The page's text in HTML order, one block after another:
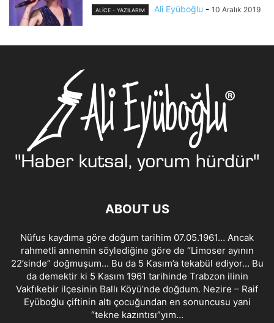
ALİCE - YAZILARIM Ali Eyüboğlu - 10 Aralık 2019
ABOUT US
Nüfus kaydıma göre doğum tarihim 07.05.1961… Ancak
rahmetli annemin söylediğine göre de “Limoser ayının
22’sinde” doğmuşum… Bu da 5 Kasım’a tekabül ediyor… Bu
da demektir ki 5 Kasım 1961 tarihinde Trabzon ilinin
Vakfıkebir ilçesinin Ballı Köyü’nde doğdum. Nezire – Raif
Eyüboğlu çiftinin altı çocuğundan en sonuncusu yani
“tekne kazıntısı”yım…